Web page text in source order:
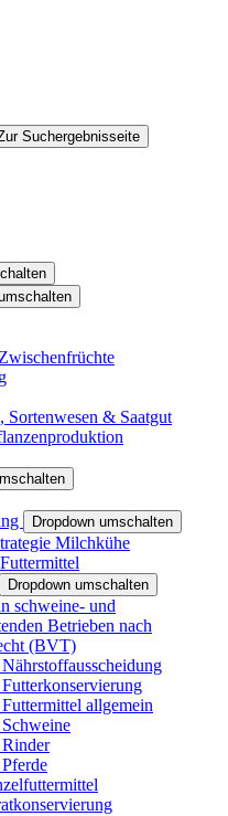
Suchergebnisseite
Sortenwesen & Saatgut
Dropdown umschalten
Milchkühe
Dropdown umschalten
schweine- und
Betrieben nach
(BVT)
allgemein